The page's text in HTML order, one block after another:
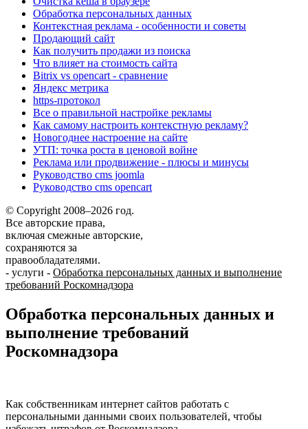
Обработка персональных данных
Контекстная реклама - особенности и советы
Продающий сайт
Как получить продажи из поиска
Что влияет на стоимость сайта
Bitrix vs opencart - сравнение
Яндекс метрика
https-протокол
Все о правильной настройке рекламы
Как самому настроить контекстную рекламу?
Новогоднее настроение на сайте
УТП: точка роста в ценовой войне
Реклама или продвижение - плюсы и минусы
Руководство cms joomla
Руководство cms opencart
© Copyright 2008–2026 год.
Все авторские права,
включая смежные авторские,
сохраняются за
правообладателями.
- услуги - Обработка персональных данных и выполнение
требований Роскомнадзора
Обработка персональных данных и
выполнение требований
Роскомнадзора
Как собственникам интернет сайтов работать с
персональными данными своих пользователей, чтобы